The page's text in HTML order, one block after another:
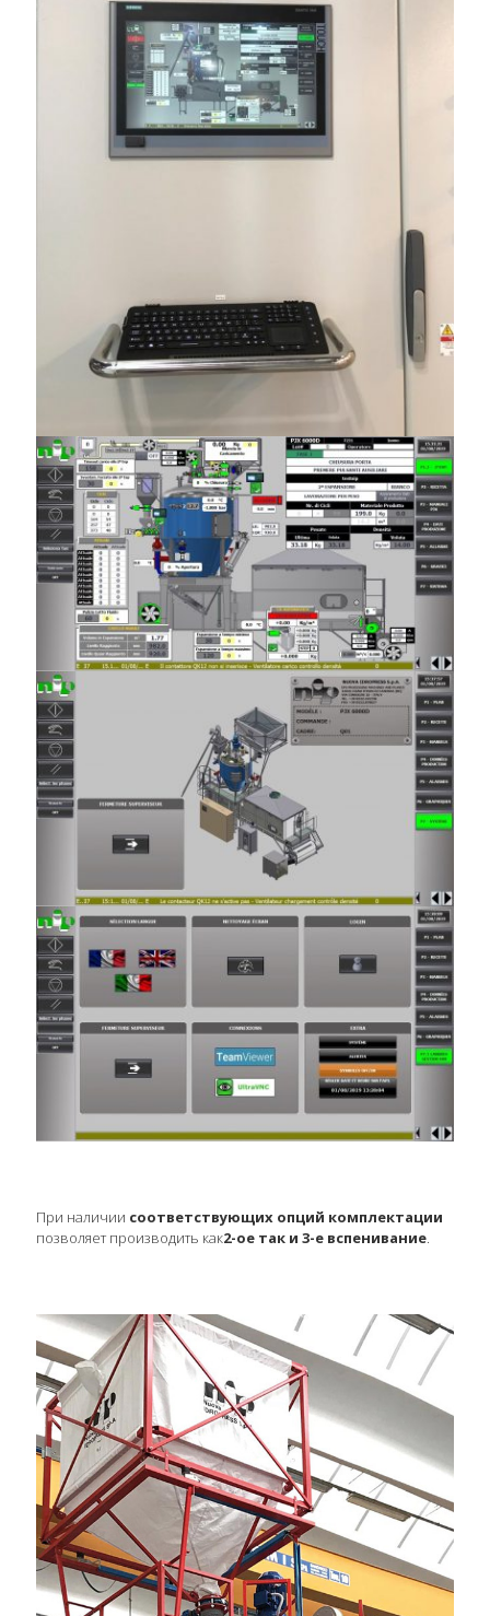
При наличии соответствующих опций комплектации
позволяет производить как2-ое так и 3-е вспенивание